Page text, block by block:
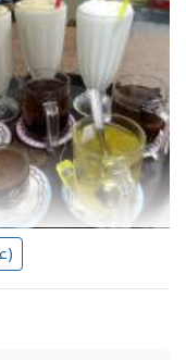
عرض كل الصور (7)